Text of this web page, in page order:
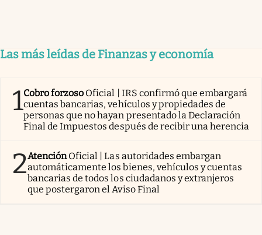
Las más leídas de Finanzas y economía
1Cobro forzoso Oficial | IRS confirmó que embargará
cuentas bancarias, vehículos y propiedades de
personas que no hayan presentado la Declaración
Final de Impuestos después de recibir una herencia
2AtenciónOficial | Las autoridades embargan
automáticamente los bienes, vehículos y cuentas
bancarias de todos los ciudadanos y extranjeros
que postergaron el Aviso Final